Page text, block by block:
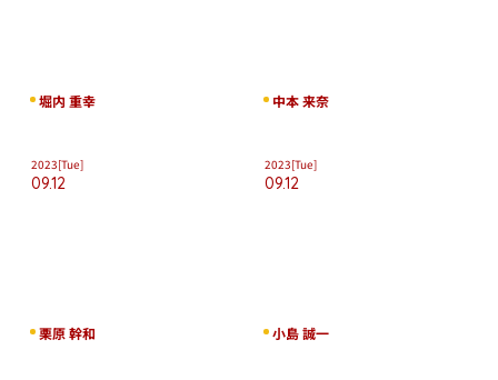
堀内 重幸 中本 来奈
2023[Tue]
09.12
栗原 幹和
2023[Tue]
09.12
小島 誠一